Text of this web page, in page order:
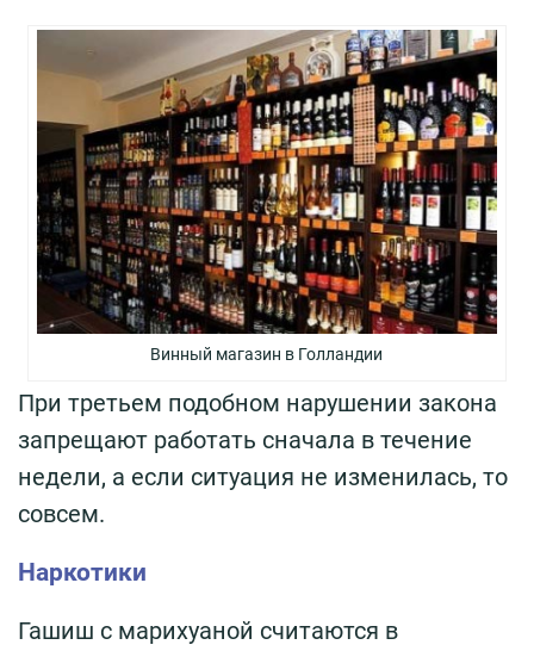
Винный магазин в Голландии
При третьем подобном нарушении закона
запрещают работать сначала в течение
недели, а если ситуация не изменилась, то
совсем.
Наркотики
Гашиш с марихуаной считаются в